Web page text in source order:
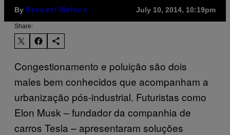
By Beckett Mufson July 10, 2014, 10:19pm
Share:
Congestionamento e poluição são dois
males bem conhecidos que acompanham a
urbanização pós-industrial. Futuristas como
Elon Musk – fundador da companhia de
carros Tesla – apresentaram soluções